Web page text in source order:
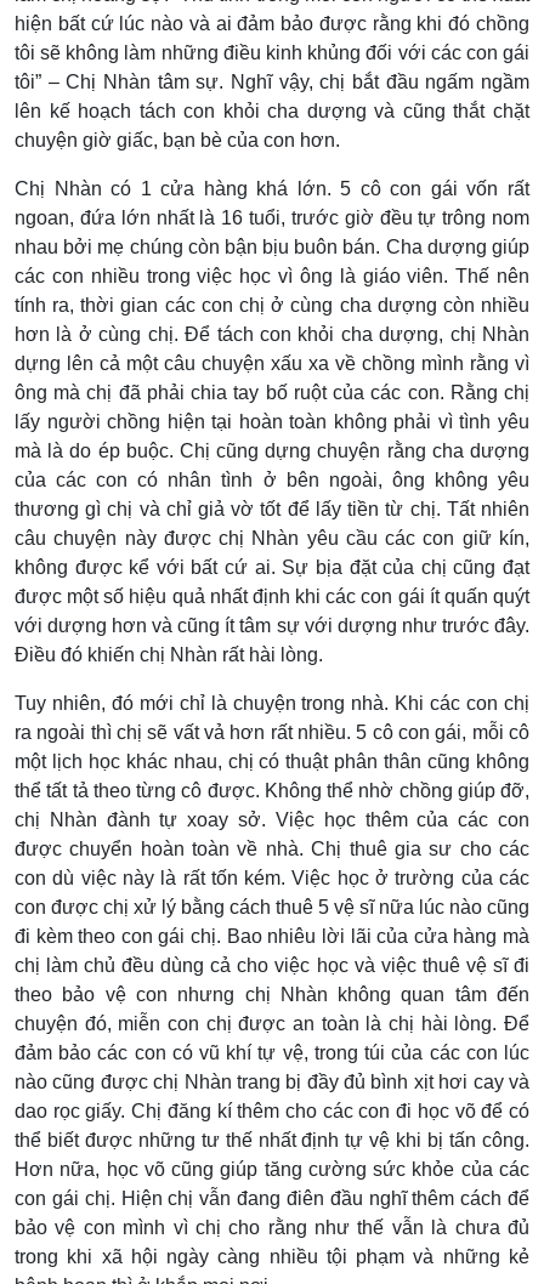
hiện bất cứ lúc nào và ai đảm bảo được rằng khi đó chồng
tôi sẽ không làm những điều kinh khủng đối với các con gái
tôi” – Chị Nhàn tâm sự. Nghĩ vậy, chị bắt đầu ngấm ngầm
lên kế hoạch tách con khỏi cha dượng và cũng thắt chặt
chuyện giờ giấc, bạn bè của con hơn.
Chị Nhàn có 1 cửa hàng khá lớn. 5 cô con gái vốn rất
ngoan, đứa lớn nhất là 16 tuổi, trước giờ đều tự trông nom
nhau bởi mẹ chúng còn bận bịu buôn bán. Cha dượng giúp
các con nhiều trong việc học vì ông là giáo viên. Thế nên
tính ra, thời gian các con chị ở cùng cha dượng còn nhiều
hơn là ở cùng chị. Để tách con khỏi cha dượng, chị Nhàn
dựng lên cả một câu chuyện xấu xa về chồng mình rằng vì
ông mà chị đã phải chia tay bố ruột của các con. Rằng chị
lấy người chồng hiện tại hoàn toàn không phải vì tình yêu
mà là do ép buộc. Chị cũng dựng chuyện rằng cha dượng
của các con có nhân tình ở bên ngoài, ông không yêu
thương gì chị và chỉ giả vờ tốt để lấy tiền từ chị. Tất nhiên
câu chuyện này được chị Nhàn yêu cầu các con giữ kín,
không được kể với bất cứ ai. Sự bịa đặt của chị cũng đạt
được một số hiệu quả nhất định khi các con gái ít quấn quýt
với dượng hơn và cũng ít tâm sự với dượng như trước đây.
Điều đó khiến chị Nhàn rất hài lòng.
Tuy nhiên, đó mới chỉ là chuyện trong nhà. Khi các con chị
ra ngoài thì chị sẽ vất vả hơn rất nhiều. 5 cô con gái, mỗi cô
một lịch học khác nhau, chị có thuật phân thân cũng không
thể tất tả theo từng cô được. Không thể nhờ chồng giúp đỡ,
chị Nhàn đành tự xoay sở. Việc học thêm của các con
được chuyển hoàn toàn về nhà. Chị thuê gia sư cho các
con dù việc này là rất tốn kém. Việc học ở trường của các
con được chị xử lý bằng cách thuê 5 vệ sĩ nữa lúc nào cũng
đi kèm theo con gái chị. Bao nhiêu lời lãi của cửa hàng mà
chị làm chủ đều dùng cả cho việc học và việc thuê vệ sĩ đi
theo bảo vệ con nhưng chị Nhàn không quan tâm đến
chuyện đó, miễn con chị được an toàn là chị hài lòng. Để
đảm bảo các con có vũ khí tự vệ, trong túi của các con lúc
nào cũng được chị Nhàn trang bị đầy đủ bình xịt hơi cay và
dao rọc giấy. Chị đăng kí thêm cho các con đi học võ để có
thể biết được những tư thế nhất định tự vệ khi bị tấn công.
Hơn nữa, học võ cũng giúp tăng cường sức khỏe của các
con gái chị. Hiện chị vẫn đang điên đầu nghĩ thêm cách để
bảo vệ con mình vì chị cho rằng như thế vẫn là chưa đủ
trong khi xã hội ngày càng nhiều tội phạm và những kẻ